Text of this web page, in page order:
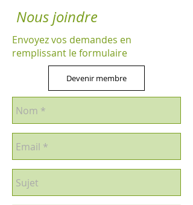
Nous joindre
Envoyez vos demandes en
remplissant le formulaire
Devenir membre